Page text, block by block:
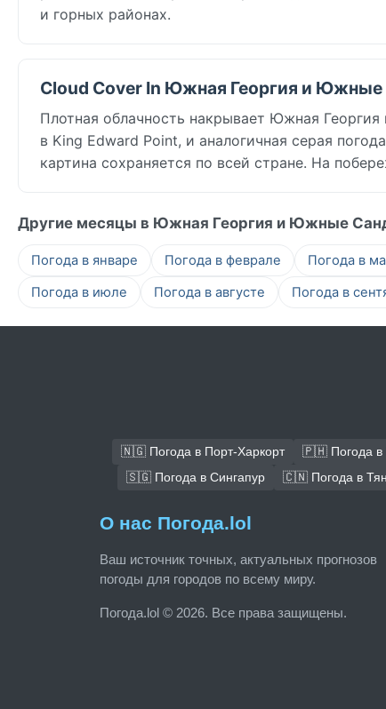
и горных районах.
Cloud Cover In Южная Георгия и
Плотная облачность накрывает Южная
в King Edward Point, и аналогичная серая
картина сохраняется по всей стране. На
Другие месяцы в Южная Георгия и Южные
Погода в январе Погода в феврале Погода в
Погода в июле
Погода в августе Погода в
🇳🇬 Погода в Порт-Харкорт 🇵🇭 Погода в
🇸🇬 Погода в Сингапур
🇨🇳 Погода в
О нас Погода.lol
Ваш источник точных, актуальных прогнозов
погоды для городов по всему миру.
Погода.lol © 2026. Все права защищены.